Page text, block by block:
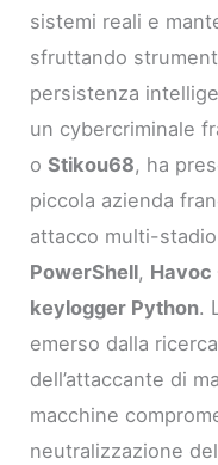
sistemi reali e
sfruttando
persistenza
un cybercriminale
oStikou68, ha
piccola azienda
attacco multi-
PowerShell, Havoc
keylogger Python.
emerso dalla
dell’attaccante di
macchine
neutralizzazione